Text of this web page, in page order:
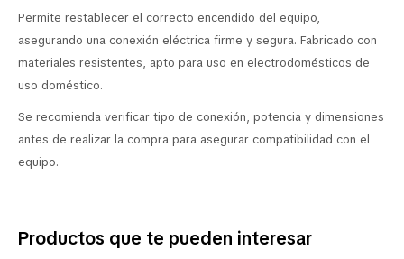
Permite restablecer el correcto encendido del equipo,
asegurando una conexión eléctrica firme y segura. Fabricado con
materiales resistentes, apto para uso en electrodomésticos de
uso doméstico.
Se recomienda verificar tipo de conexión, potencia y dimensiones
antes de realizar la compra para asegurar compatibilidad con el
equipo.
Productos que te pueden interesar